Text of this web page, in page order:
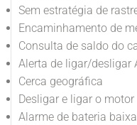
Sem estratégia de
Encaminhamento de
Consulta de saldo do
Alerta de ligar/desligar
Cerca geográfica
Desligar e ligar o motor
Alarme de bateria baixa